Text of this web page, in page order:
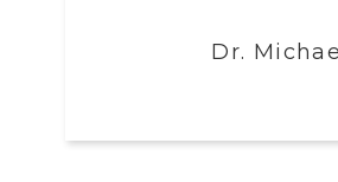
Dr.